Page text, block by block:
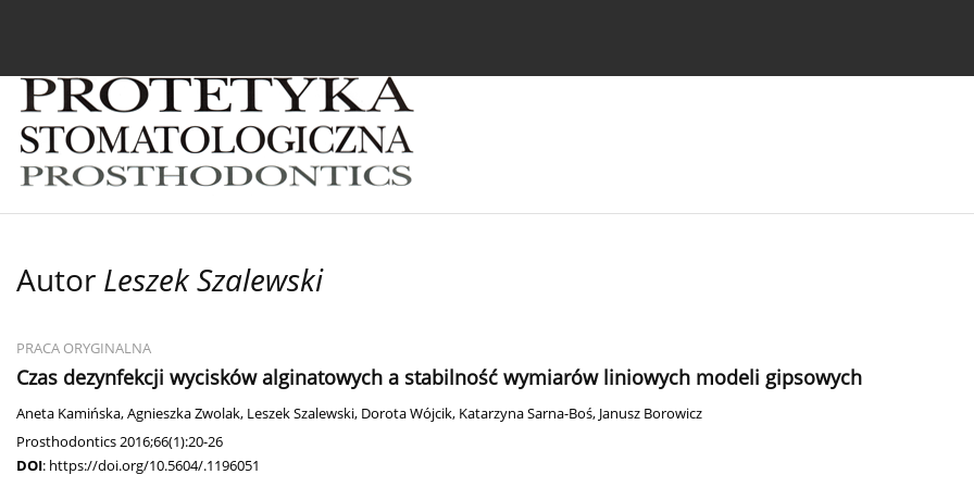
Autor Leszek Szalewski
PRACA ORYGINALNA
Czas dezynfekcji wycisków alginatowych a stabilność wymiarów liniowych modeli gipsowych
Aneta Kamińska,Agnieszka Zwolak, Leszek Szalewski, Dorota Wójcik, Katarzyna Sarna-Boś, Janusz Borowicz
Prosthodontics 2016;66(1):20-26
DOI: https://doi.org/10.5604/.1196051